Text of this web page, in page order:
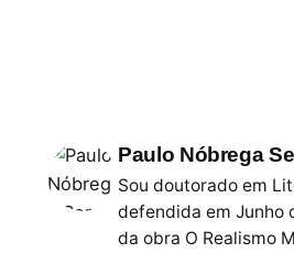
Paulo Nóbrega
Sou doutorado em
defendida em Junho
da obra O Realismo